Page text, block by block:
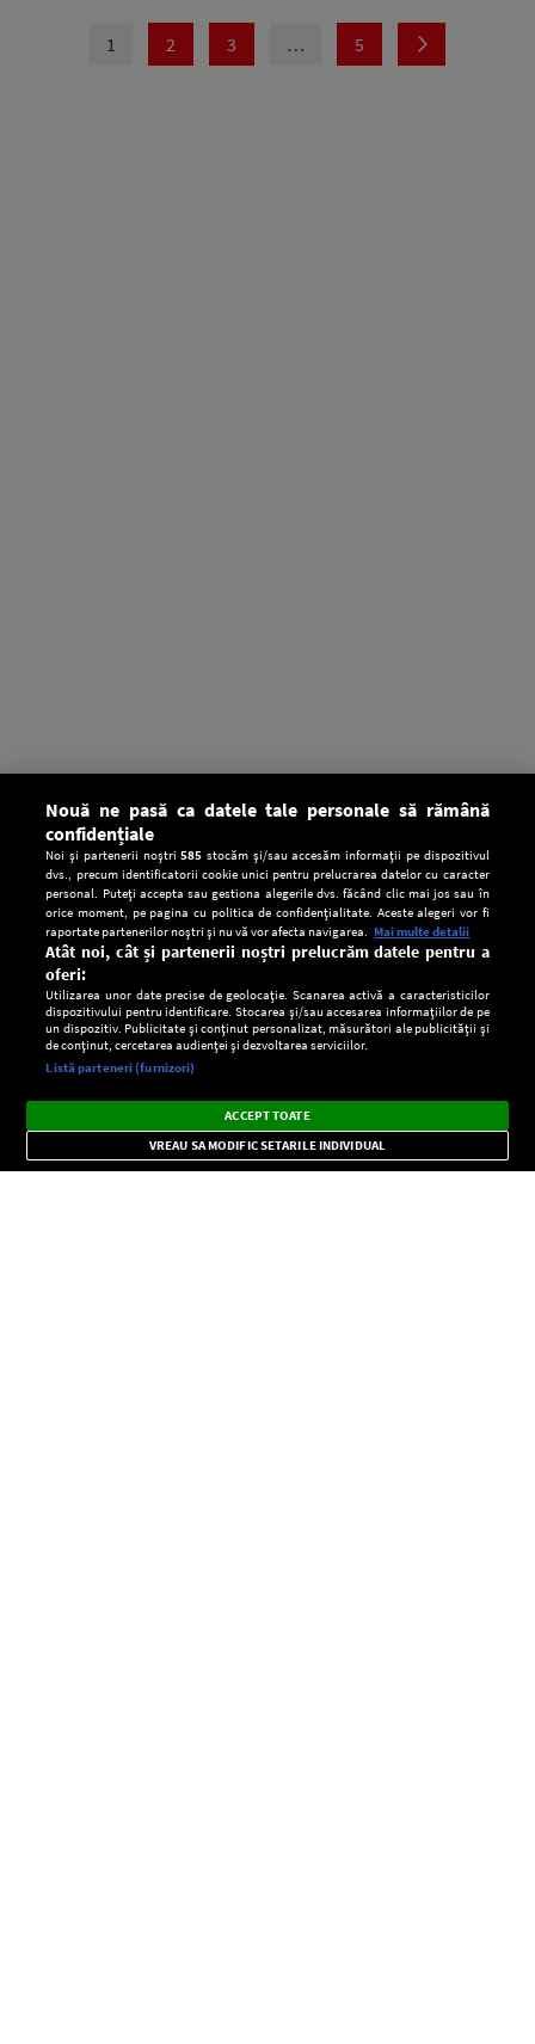
CONFIDENŢIALITATE
1 2 3 … 5
Setări:
Dark
Mode
Radio live, podcasturi, știri și alerte
importante.
×
Nouă ne pasă ca datele tale personale să rămână
confidențiale
Noi și partenerii noștri585 stocăm și/sau accesăm informații pe dispozitivul
dvs., precum identificatorii cookie unici pentru prelucrarea datelor cu caracter
personal. Puteți accepta sau gestiona alegerile dvs. făcând clic mai jos sau în
orice moment, pe pagina cu politica de confidențialitate. Aceste alegeri vor fi
raportate partenerilor noștri și nu vă vor afecta navigarea. Mai multe detalii
Atât noi, cât și partenerii noștri prelucrăm datele pentru a
oferi:
Utilizarea unor date precise de geolocație. Scanarea activă a caracteristicilor
dispozitivului pentru identificare. Stocarea și/sau accesarea informațiilor de pe
un dispozitiv. Publicitate și conținut personalizat, măsurători ale publicității și
de conținut, cercetarea audienței și dezvoltarea serviciilor.
Listă parteneri (furnizori)
ACCEPT TOATE
VREAU SA MODIFIC SETARILE INDIVIDUAL